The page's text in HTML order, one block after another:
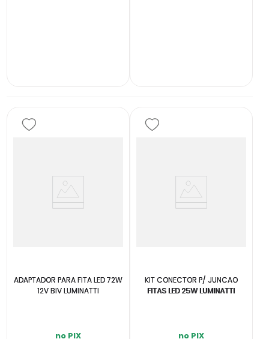
ADAPTADOR PARA FITA LED 72W
12V BIV LUMINATTI
no PIX
KIT CONECTOR P/ JUNCAO
FITAS LED 25W LUMINATTI
no PIX